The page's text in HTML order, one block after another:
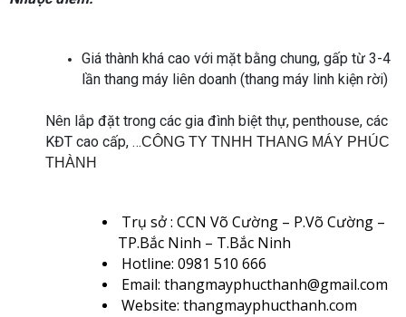
Giá thành khá cao với mặt bằng chung, gấp từ 3-4
lần thang máy liên doanh (thang máy linh kiện rời)
Nên lắp đặt trong các gia đình biệt thự, penthouse, các
KĐT cao cấp, …CÔNG TY TNHH THANG MÁY PHÚC
THÀNH
Trụ sở : CCN Võ Cường – P.Võ Cường –
TP.Bắc Ninh – T.Bắc Ninh
Hotline: 0981 510 666
Email: thangmayphucthanh@gmail.com
Website: thangmayphucthanh.com